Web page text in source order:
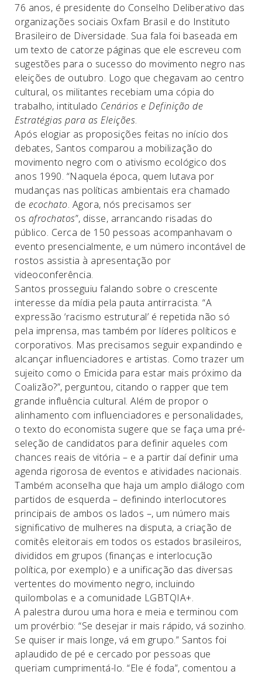
76 anos, é presidente do Conselho Deliberativo das
organizações sociais Oxfam Brasil e do Instituto
Brasileiro de Diversidade. Sua fala foi baseada em
um texto de catorze páginas que ele escreveu com
sugestões para o sucesso do movimento negro nas
eleições de outubro. Logo que chegavam ao centro
cultural, os militantes recebiam uma cópia do
trabalho, intitulado Cenários e Definição de
Estratégias para as Eleições.
Após elogiar as proposições feitas no início dos
debates, Santos comparou a mobilização do
movimento negro com o ativismo ecológico dos
anos 1990. “Naquela época, quem lutava por
mudanças nas políticas ambientais era chamado
de ecochato. Agora, nós precisamos ser
os afrochatos”, disse, arrancando risadas do
público. Cerca de 150 pessoas acompanhavam o
evento presencialmente, e um número incontável de
rostos assistia à apresentação por
videoconferência.
Santos prosseguiu falando sobre o crescente
interesse da mídia pela pauta antirracista. “A
expressão ‘racismo estrutural’ é repetida não só
pela imprensa, mas também por líderes políticos e
corporativos. Mas precisamos seguir expandindo e
alcançar influenciadores e artistas. Como trazer um
sujeito como o Emicida para estar mais próximo da
Coalizão?”, perguntou, citando o rapper que tem
grande influência cultural. Além de propor o
alinhamento com influenciadores e personalidades,
o texto do economista sugere que se faça uma pré-
seleção de candidatos para definir aqueles com
chances reais de vitória – e a partir daí definir uma
agenda rigorosa de eventos e atividades nacionais.
Também aconselha que haja um amplo diálogo com
partidos de esquerda – definindo interlocutores
principais de ambos os lados –, um número mais
significativo de mulheres na disputa, a criação de
comitês eleitorais em todos os estados brasileiros,
divididos em grupos (finanças e interlocução
política, por exemplo) e a unificação das diversas
vertentes do movimento negro, incluindo
quilombolas e a comunidade LGBTQIA+.
A palestra durou uma hora e meia e terminou com
um provérbio: “Se desejar ir mais rápido, vá sozinho.
Se quiser ir mais longe, vá em grupo.” Santos foi
aplaudido de pé e cercado por pessoas que
queriam cumprimentá-lo. “Ele é foda”, comentou a